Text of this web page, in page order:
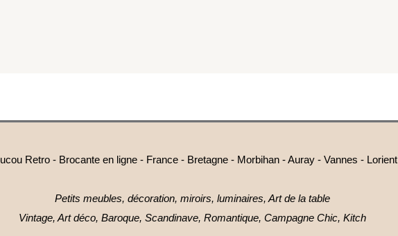
Retro - Brocante en ligne - France - Bretagne - Morbihan - Auray - Vannes - Lorient
Petits meubles, décoration, miroirs, luminaires, Art de la table
Vintage, Art déco, Baroque, Scandinave, Romantique, Campagne Chic, Kitch